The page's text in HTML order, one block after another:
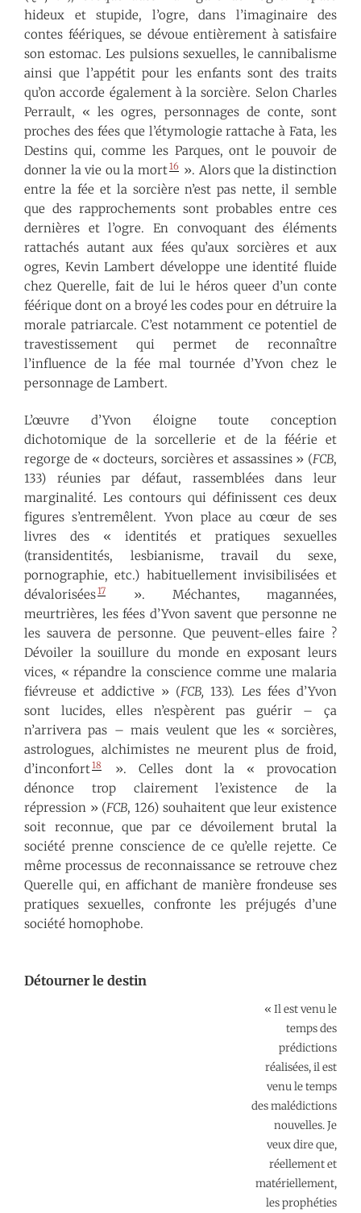
hideux et stupide, l’ogre, dans l’imaginaire des
contes féériques, se dévoue entièrement à satisfaire
son estomac. Les pulsions sexuelles, le cannibalisme
ainsi que l’appétit pour les enfants sont des traits
qu’on accorde également à la sorcière. Selon Charles
Perrault, « les ogres, personnages de conte, sont
proches des fées que l’étymologie rattache à Fata, les
Destins qui, comme les Parques, ont le pouvoir de
donner la vie ou la mort16 ». Alors que la distinction
entre la fée et la sorcière n’est pas nette, il semble
que des rapprochements sont probables entre ces
dernières et l’ogre. En convoquant des éléments
rattachés autant aux fées qu’aux sorcières et aux
ogres, Kevin Lambert développe une identité fluide
chez Querelle, fait de lui le héros queer d’un conte
féérique dont on a broyé les codes pour en détruire la
morale patriarcale. C’est notamment ce potentiel de
travestissement qui permet de reconnaître
l’influence de la fée mal tournée d’Yvon chez le
personnage de Lambert.
L’œuvre d’Yvon éloigne toute conception
dichotomique de la sorcellerie et de la féérie et
regorge de « docteurs, sorcières et assassines » (FCB,
133) réunies par défaut, rassemblées dans leur
marginalité. Les contours qui définissent ces deux
figures s’entremêlent. Yvon place au cœur de ses
livres des « identités et pratiques sexuelles
(transidentités, lesbianisme, travail du sexe,
pornographie, etc.) habituellement invisibilisées et
dévalorisées17
». Méchantes, magannées,
meurtrières, les fées d’Yvon savent que personne ne
les sauvera de personne. Que peuvent-elles faire ?
Dévoiler la souillure du monde en exposant leurs
vices, « répandre la conscience comme une malaria
fiévreuse et addictive » (FCB, 133). Les fées d’Yvon
sont lucides, elles n’espèrent pas guérir – ça
n’arrivera pas – mais veulent que les « sorcières,
astrologues, alchimistes ne meurent plus de froid,
d’inconfort18
». Celles dont la « provocation
dénonce trop clairement l’existence de la
répression » (FCB, 126) souhaitent que leur existence
soit reconnue, que par ce dévoilement brutal la
société prenne conscience de ce qu’elle rejette. Ce
même processus de reconnaissance se retrouve chez
Querelle qui, en affichant de manière frondeuse ses
pratiques sexuelles, confronte les préjugés d’une
société homophobe.
Détourner le destin
« Il est venu le
temps des
prédictions
réalisées, il est
venu le temps
des malédictions
nouvelles. Je
veux dire que,
réellement et
matériellement,
les prophéties